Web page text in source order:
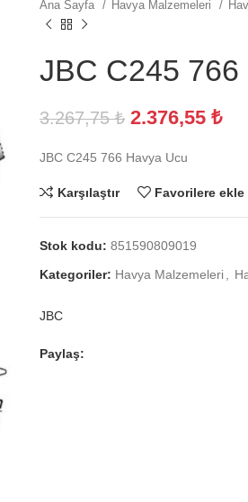
Ana Sayfa Havya Malzemeleri
JBC C245 766
3.267,75₺ 2.376,55 ₺
JBC C245 766 Havya Ucu
Karşılaştır Favorilere ekle
Stok kodu: 851590809019
Kategoriler: Havya Malzemeleri
JBC
Paylaş: